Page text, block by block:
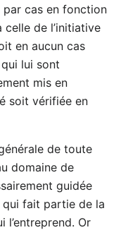
par cas en fonction
celle de l’initiative
en aucun cas
lui sont
mis en
soit vérifiée en
de toute
domaine de
guidée
qui fait partie de la
l’entreprend. Or